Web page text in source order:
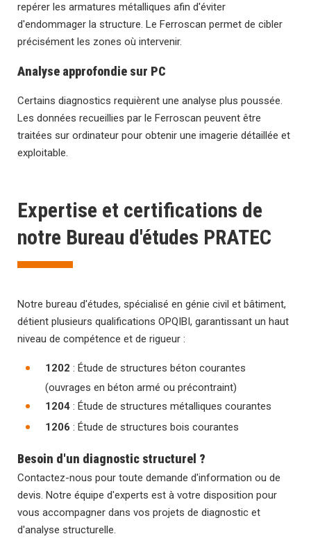
repérer les armatures métalliques afin d'éviter
d'endommager la structure. Le Ferroscan permet de cibler
précisément les zones où intervenir.
Analyse approfondie sur PC
Certains diagnostics requièrent une analyse plus poussée.
Les données recueillies par le Ferroscan peuvent être
traitées sur ordinateur pour obtenir une imagerie détaillée et
exploitable.
Expertise et certifications de
notre Bureau d'études PRATEC
Notre bureau d'études, spécialisé en génie civil et bâtiment,
détient plusieurs qualifications OPQIBI, garantissant un haut
niveau de compétence et de rigueur :
1202 : Étude de structures béton courantes
(ouvrages en béton armé ou précontraint)
1204 : Étude de structures métalliques courantes
1206 : Étude de structures bois courantes
Besoin d'un diagnostic structurel ?
Contactez-nous pour toute demande d'information ou de
devis. Notre équipe d'experts est à votre disposition pour
vous accompagner dans vos projets de diagnostic et
d'analyse structurelle.